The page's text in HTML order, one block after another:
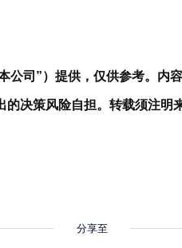
公司”）提供，仅供参考。内
决策风险自担。 转载须注明
分享至